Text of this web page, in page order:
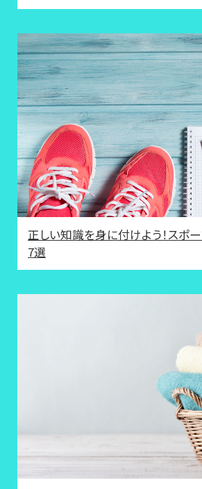
正しい知識を身に付けよう！スポ
7選